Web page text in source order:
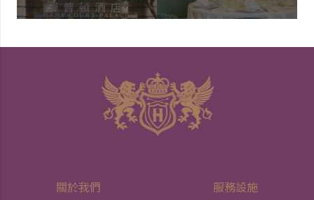
關於我們
服務設施